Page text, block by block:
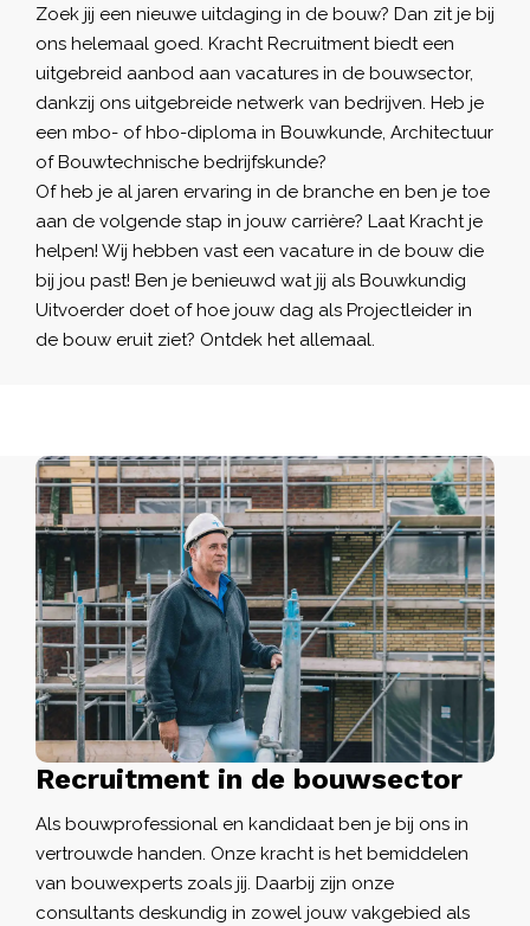
Zoek jij een nieuwe uitdaging in de bouw? Dan zit je bij
ons helemaal goed. Kracht Recruitment biedt een
uitgebreid aanbod aan vacatures in de bouwsector,
dankzij ons uitgebreide netwerk van bedrijven. Heb je
een mbo- of hbo-diploma in Bouwkunde, Architectuur
of Bouwtechnische bedrijfskunde?
Of heb je al jaren ervaring in de branche en ben je toe
aan de volgende stap in jouw carrière? Laat Kracht je
helpen! Wij hebben vast een vacature in de bouw die
bij jou past! Ben je benieuwd wat jij als Bouwkundig
Uitvoerder doet of hoe jouw dag als Projectleider in
de bouw eruit ziet? Ontdek het allemaal.
Recruitment in de bouwsector
Als bouwprofessional en kandidaat ben je bij ons in
vertrouwde handen. Onze kracht is het bemiddelen
van bouwexperts zoals jij. Daarbij zijn onze
consultants deskundig in zowel jouw vakgebied als